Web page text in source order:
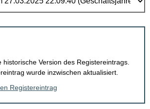
historische Version des Registereintrags.
wurde inzwischen aktualisiert.
Registereintrag